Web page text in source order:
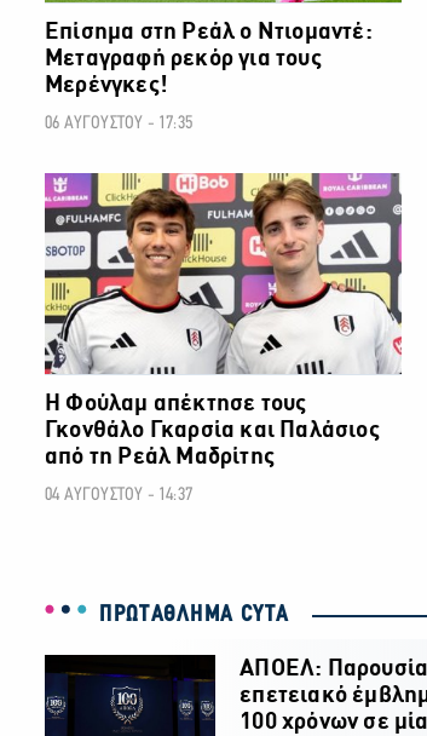
Επίσημα στη Ρεάλ ο Ντιομαντέ:
Μεταγραφή ρεκόρ για τους
Μερένγκες!
06 ΑΥΓΟΥΣΤΟΥ - 17:35
ΠΟΔΟΣΦΑΙΡΟ
Η Φούλαμ απέκτησε τους
Γκονθάλο Γκαρσία και Παλάσιος
από τη Ρεάλ Μαδρίτης
04 ΑΥΓΟΥΣΤΟΥ - 14:37
ΠΡΩΤΑΘΛΗΜΑ CYTA
ΑΠΟΕΛ:
επετειακό
100 χρόνων σε μία